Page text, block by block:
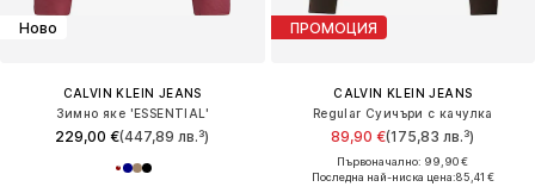
Ново
CALVIN KLEIN JEANS
Зимно яке 'ESSENTIAL'
229,00 €(447,89 лв.³)
ПРОМОЦИЯ
CALVIN KLEIN JEANS
Regular Суичъри с качулка
89,90 €(175,83 лв.³)
Първоначално: 99,90 €
Последна най-ниска цена:85,41 €